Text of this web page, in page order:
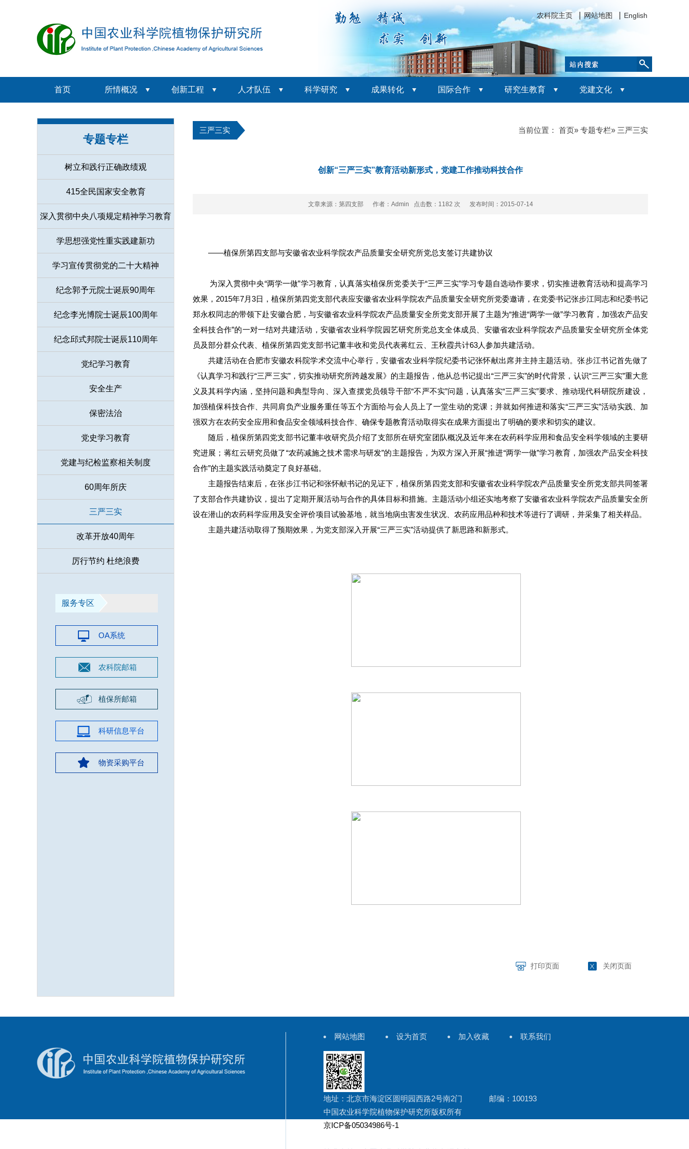
农科院主页 网站地图 English
首页 所情概况 创新工程 人才队伍 科学研究 成果转化 国际合作 研究生教育 党建文化
专题专栏
树立和践行正确政绩观
415全民国家安全教育
深入贯彻中央八项规定精神学习教育
学思想强党性重实践建新功
学习宣传贯彻党的二十大精神
纪念郭予元院士诞辰90周年
纪念李光博院士诞辰100周年
纪念邱式邦院士诞辰110周年
党纪学习教育
安全生产
保密法治
党史学习教育
党建与纪检监察相关制度
60周年所庆
三严三实
改革开放40周年
厉行节约 杜绝浪费
服务专区
OA系统
农科院邮箱
植保所邮箱
科研信息平台
物资采购平台
三严三实 当前位置： 首页» 专题专栏» 三严三实
创新“三严三实”教育活动新形式，党建工作推动科技合作
文章来源：第四支部 作者：Admin 点击数： 1182 次 发布时间：2015-07-14
——植保所第四支部与安徽省农业科学院农产品质量安全研究所党总支签订共建协议
为深入贯彻中央“两学一做”学习教育，认真落实植保所党委关于“三严三实”学习专题自选动作要求，切实推进教育活动和提高学习
效果，2015年7月3日，植保所第四党支部代表应安徽省农业科学院农产品质量安全研究所党委邀请，在党委书记张步江同志和纪委书记
郑永权同志的带领下赴安徽合肥，与安徽省农业科学院农产品质量安全所党支部开展了主题为“推进“两学一做”学习教育，加强农产品安
全科技合作”的一对一结对共建活动，安徽省农业科学院园艺研究所党总支全体成员、安徽省农业科学院农产品质量安全研究所全体党
员及部分群众代表、植保所第四党支部书记董丰收和党员代表蒋红云、王秋霞共计63人参加共建活动。
共建活动在合肥市安徽农科院学术交流中心举行，安徽省农业科学院纪委书记张怀献出席并主持主题活动。张步江书记首先做了
《认真学习和践行“三严三实”，切实推动研究所跨越发展》的主题报告，他从总书记提出“三严三实”的时代背景，认识“三严三实”重大意
义及其科学内涵，坚持问题和典型导向、深入查摆党员领导干部“不严不实”问题，认真落实“三严三实”要求、推动现代科研院所建设，
加强植保科技合作、共同肩负产业服务重任等五个方面给与会人员上了一堂生动的党课；并就如何推进和落实“三严三实”活动实践、加
强双方在农药安全应用和食品安全领域科技合作、确保专题教育活动取得实在成果方面提出了明确的要求和切实的建议。
随后，植保所第四党支部书记董丰收研究员介绍了支部所在研究室团队概况及近年来在农药科学应用和食品安全科学领域的主要研
究进展；蒋红云研究员做了“农药减施之技术需求与研发”的主题报告，为双方深入开展“推进“两学一做”学习教育，加强农产品安全科技
合作”的主题实践活动奠定了良好基础。
主题报告结束后，在张步江书记和张怀献书记的见证下，植保所第四党支部和安徽省农业科学院农产品质量安全所党支部共同签署
了支部合作共建协议，提出了定期开展活动与合作的具体目标和措施。主题活动小组还实地考察了安徽省农业科学院农产品质量安全所
设在潜山的农药科学应用及安全评价项目试验基地，就当地病虫害发生状况、农药应用品种和技术等进行了调研，并采集了相关样品。
主题共建活动取得了预期效果，为党支部深入开展“三严三实”活动提供了新思路和新形式。
打印页面 关闭页面
网站地图 设为首页 加入收藏 联系我们
地址：北京市海淀区圆明园西路2号南2门 邮编：100193
中国农业科学院植物保护研究所版权所有
京ICP备05034986号-1